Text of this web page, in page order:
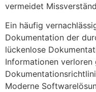
vermeidet
Ein häufig
Dokumentation der
lückenlose
Informationen verloren
Moderne